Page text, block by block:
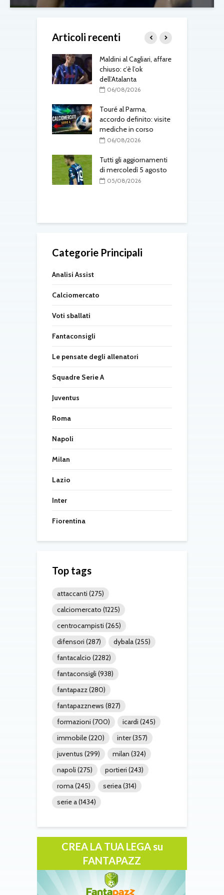
Articoli recenti
Maldini al Cagliari, affare
chiuso: c’è l’ok
dell’Atalanta
06/08/2026
Touré al Parma,
accordo definito: visite
mediche in corso
06/08/2026
Tutti gli aggiornamenti
di mercoledì 5 agosto
05/08/2026
Categorie Principali
Analisi Assist
Calciomercato
Voti sballati
Fantaconsigli
Le pensate degli allenatori
Squadre Serie A
Juventus
Roma
Napoli
Milan
Lazio
Inter
Fiorentina
Top tags
attaccanti (275)
calciomercato (1225)
centrocampisti (265)
difensori (287) dybala(255)
fantacalcio (2282)
fantaconsigli (938)
fantapazz(280)
fantapazznews (827)
formazioni (700) icardi (245)
immobile(220) inter(357)
juventus (299) milan (324)
napoli (275) portieri (243)
roma(245) seriea(314)
serie a(1434)
CREA LA TUA LEGA su
FANTAPAZZ